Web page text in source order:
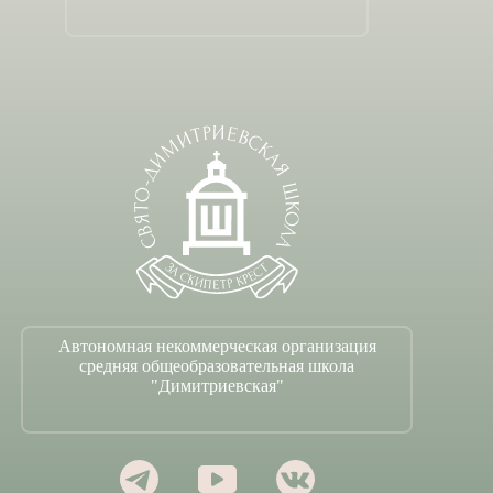
Автономная некоммерческая организация
средняя общеобразовательная школа
"Димитриевская"